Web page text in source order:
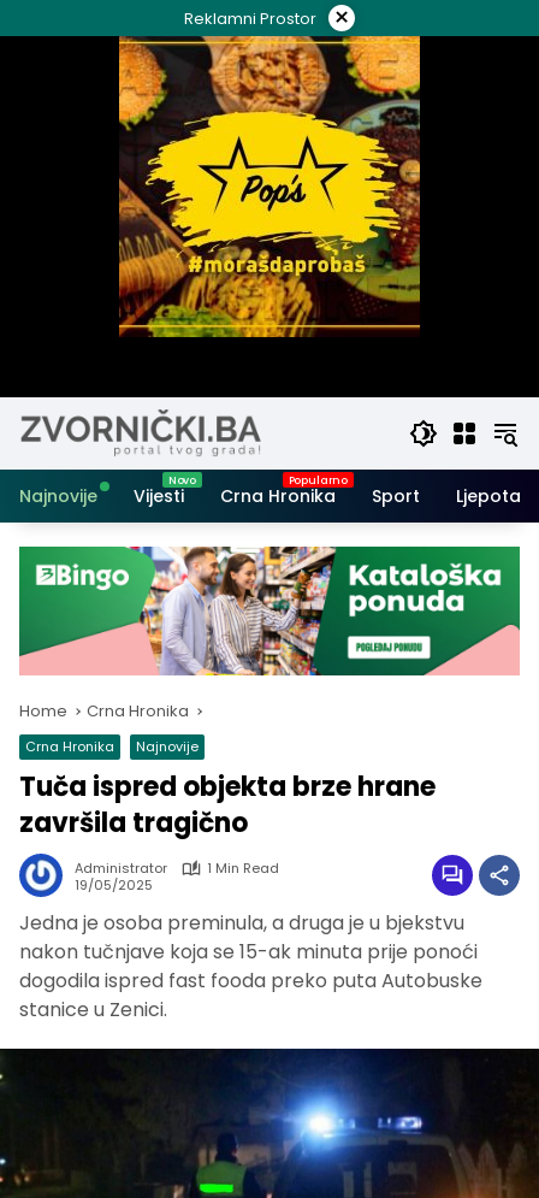
to
Reklamni Prostor ×
Najnovije Vijesti Crna Hronika Sport Ljepota i
Home Crna Hronika
Crna Hronika Najnovije
Tuča ispred objekta brze hrane
završila tragično
Administrator
1 Min Read
19/05/2025
Jedna je osoba preminula, a druga je u bjekstvu
nakon tučnjave koja se 15-ak minuta prije ponoći
dogodila ispred fast fooda preko puta Autobuske
stanice u Zenici.